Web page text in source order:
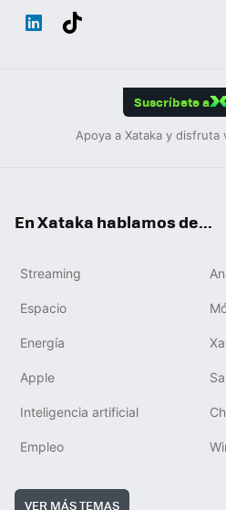
Wh
Suscríbete a
Apoya a Xataka y disfruta
En Xataka hablamos de...
Streaming
Espacio
Energía
Apple
Inteligencia artificial
Empleo
VER MÁS TEMAS